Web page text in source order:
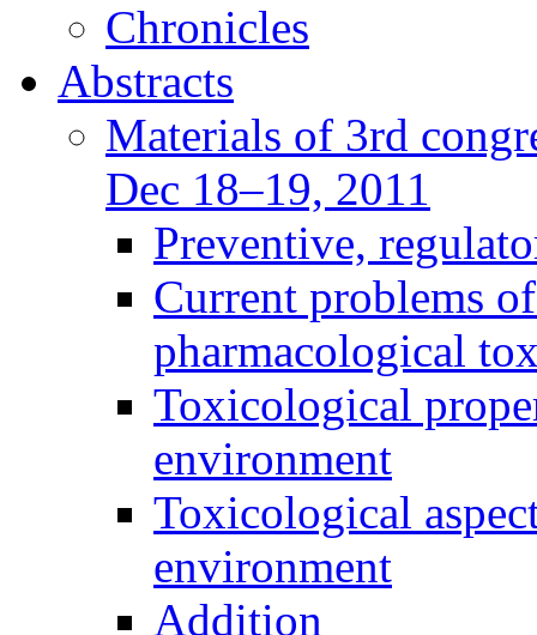
Chronicles
Abstracts
Materials of 3rd
Dec 18–19, 2011
Preventive,
Current problems
pharmacological
Toxicological
environment
Toxicological
environment
Addition